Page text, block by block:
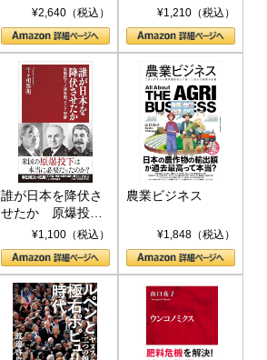
¥2,640（税込）
ト S 039)¥1,210（税込）
誰が日本を降伏さ
せたか 原爆投
下、ソ連参戦、そ
して聖断 (PHP新
書)
¥1,100（税込）
農業ビジネス
¥1,848（税込）